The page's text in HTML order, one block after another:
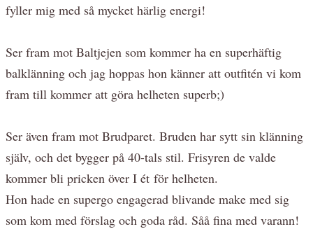
fyller mig med så mycket härlig energi!
Ser fram mot Baltjejen som kommer ha en superhäftig
balklänning och jag hoppas hon känner att outfitén vi kom
fram till kommer att göra helheten superb;)
Ser även fram mot Brudparet. Bruden har sytt sin klänning
själv, och det bygger på 40-tals stil. Frisyren de valde
kommer bli pricken över I ét för helheten.
Hon hade en supergo engagerad blivande make med sig
som kom med förslag och goda råd. Såå fina med varann!